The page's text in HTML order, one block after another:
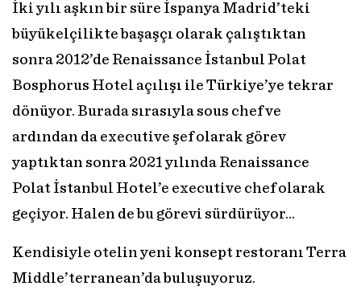
İki yılı aşkın bir süre İspanya Madrid’teki
büyükelçilikte başaşçı olarak çalıştıktan
sonra 2012’de Renaissance İstanbul Polat
Bosphorus Hotel açılışı ile Türkiye’ye tekrar
dönüyor. Burada sırasıyla sous chef ve
ardından da executive şef olarak görev
yaptıktan sonra 2021 yılında Renaissance
Polat İstanbul Hotel’e executive chef olarak
geçiyor. Halen de bu görevi sürdürüyor…
Kendisiyle otelin yeni konsept restoranı Terra
Middle’terranean’da buluşuyoruz.